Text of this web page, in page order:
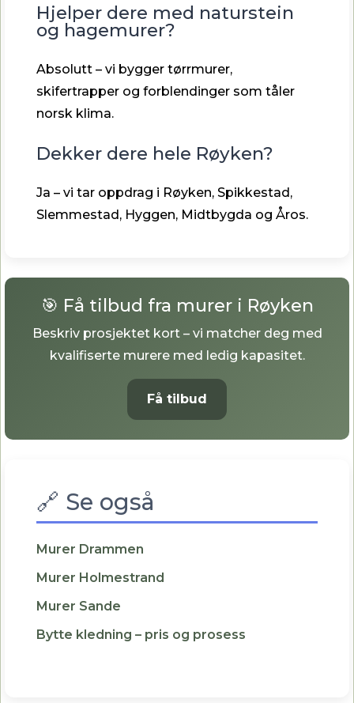
Hjelper dere med naturstein
og hagemurer?
Absolutt – vi bygger tørrmurer,
skifertrapper og forblendinger som tåler
norsk klima.
Dekker dere hele Røyken?
Ja – vi tar oppdrag i Røyken, Spikkestad,
Slemmestad, Hyggen, Midtbygda og Åros.
🎯 Få tilbud fra murer i Røyken
Beskriv prosjektet kort – vi matcher deg med
kvalifiserte murere med ledig kapasitet.
Få tilbud
🔗 Se også
Murer Drammen
Murer Holmestrand
Murer Sande
Bytte kledning – pris og prosess